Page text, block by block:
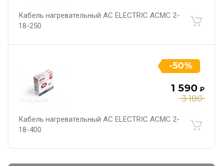
Кабель нагревательный AC ELECTRIC ACMC 2-
18-250
3 180
1 590 ₽
Кабель нагревательный AC ELECTRIC ACMC 2-
18-400
-50%